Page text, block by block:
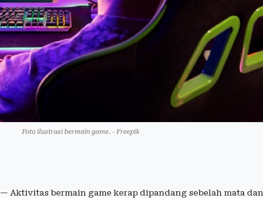
Foto ilustrasi bermain game. - Freepik
— Aktivitas bermain game kerap dipandang sebelah mata dan